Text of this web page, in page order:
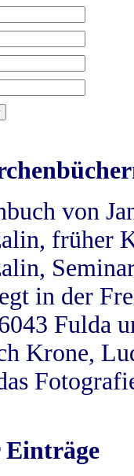
von
früher
in der
Fulda
Krone,
Einträge